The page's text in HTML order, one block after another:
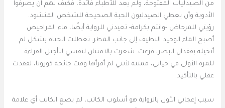
من الصيدليات المفتوحة، ولم يعد للأطباء فائدة، فكيف لهم أن يصرفوا
الأدوية وأن يعطي الصيدليون الحبة الصحيحة للشخص المنشود.
رؤيتي للمرحاض -وانتم بكرامة- تعيدني للرواية أيضًا، ماء المراحيض
أصبح الماء الوحيد النظيف إلى جانب المطر. تعطلت الحياة بشكل لم
أتخيله بفقدان البصر، فزعت. شعرت بالامتنان لنفسي لتأجيل القراءة
للمرة الأولى في حياتي، ممتنة لأنني لم أقرأها وقت جائحة كورونا، لفقدت
عقلي بالتأكيد.
سبب إعجابي الأول بالرواية هو أسلوب الكاتب، لم يضع الكاتب أي علامة